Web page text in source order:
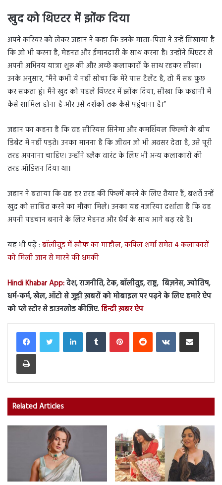
खुद को थिएटर में झोंक दिया
अपने करियर को लेकर जहान ने कहा कि उनके माता-पिता ने उन्हें सिखाया है
कि जो भी करना है, मेहनत और ईमानदारी के साथ करना है। उन्होंने थिएटर से
अपनी अभिनय यात्रा शुरू की और अच्छे कलाकारों के साथ रहकर सीखा।
उनके अनुसार, “मैंने कभी ये नहीं सोचा कि मेरे पास टैलेंट है, तो मैं सब कुछ
कर सकता हूं। मैंने खुद को पहले थिएटर में झोंक दिया, सीखा कि कहानी में
कैसे शामिल होना है और उसे दर्शकों तक कैसे पहुंचाना है।”
जहान का कहना है कि वह सीरियस सिनेमा और कमर्शियल फिल्मों के बीच
डिबेट में नहीं पड़ते। उनका मानना है कि जीवन जो भी अवसर देता है, उसे पूरी
तरह अपनाना चाहिए। उन्होंने ब्लैक वारंट के लिए भी अन्य कलाकारों की
तरह ऑडिशन दिया था।
जहान ने बताया कि वह हर तरह की फिल्में करने के लिए तैयार हैं, बशर्ते उन्हें
खुद को साबित करने का मौका मिले। उनका यह नजरिया दर्शाता है कि वह
अपनी पहचान बनाने के लिए मेहनत और धैर्य के साथ आगे बढ़ रहे हैं।
यह भी पढ़ें : बॉलीवुड में खौफ का माहौल, कपिल शर्मा समेत 4 कलाकारों
को मिली जान से मारने की धमकी
Hindi Khabar App:देश, राजनीति, टेक, बॉलीवुड, राष्ट्र, बिज़नेस, ज्योतिष,
धर्म-कर्म, खेल, ऑटो से जुड़ी ख़बरों को मोबाइल पर पढ़ने के लिए हमारे ऐप
को प्ले स्टोर से डाउनलोड कीजिए.हिन्दी ख़बर ऐप
LinkedInTumblr PinterestReddit VKontakteShare via Email
Print
Related Articles